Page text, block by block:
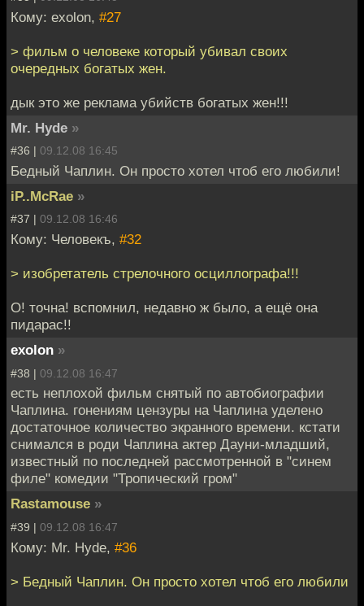
Кому: exolon, #27
> фильм о человеке который убивал своих
очередных богатых жен.
дык это же реклама убийств богатых жен!!!
Mr. Hyde »
#36 | 09.12.08 16:45
Бедный Чаплин. Он просто хотел чтоб его любили!
iP..McRae »
#37 | 09.12.08 16:46
Кому: Человекъ, #32
> изобретатель стрелочного осциллографа!!!
О! точна! вспомнил, недавно ж было, а ещё она
пидарас!!
exolon »
#38 | 09.12.08 16:47
есть неплохой фильм снятый по автобиографии
Чаплина. гонениям цензуры на Чаплина уделено
достаточное количество экранного времени. кстати
снимался в роди Чаплина актер Дауни-младший,
известный по последней рассмотренной в "синем
филе" комедии "Тропический гром"
Rastamouse »
#39 | 09.12.08 16:47
Кому: Mr. Hyde, #36
> Бедный Чаплин. Он просто хотел чтоб его любили